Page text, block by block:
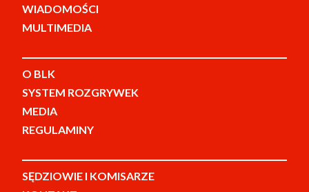
WIADOMOŚCI
MULTIMEDIA
O BLK
SYSTEM ROZGRYWEK
MEDIA
REGULAMINY
SĘDZIOWIE I KOMISARZE